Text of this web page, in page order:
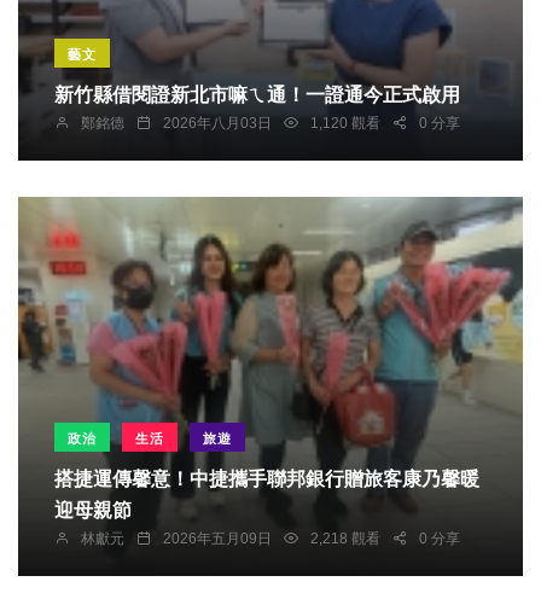
藝文
新竹縣借閱證新北市嘛ㄟ通！一證通今正式啟用
鄭銘德 2026年八月03日 1,120 觀看 0 分享
政治 生活 旅遊
搭捷運傳馨意！中捷攜手聯邦銀行贈旅客康乃馨暖
迎母親節
林獻元 2026年五月09日 2,218 觀看 0 分享